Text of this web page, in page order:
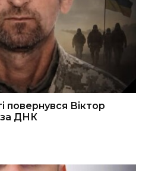
повернувся Віктор
за ДНК